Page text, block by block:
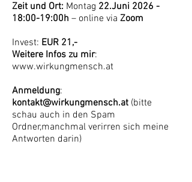
Zeit und Ort: Montag 22.Juni 2026 -
18:00-19:00h – online via Zoom
Invest: EUR 21,-
Weitere Infos zu mir:
www.wirkungmensch.at
Anmeldung:
kontakt@wirkungmensch.at (bitte
schau auch in den Spam
Ordner,manchmal verirren sich meine
Antworten darin)